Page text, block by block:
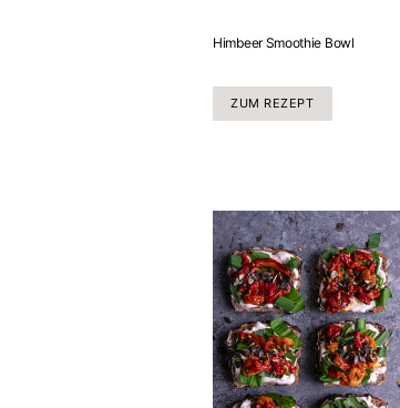
Himbeer Smoothie Bowl
ZUM REZEPT